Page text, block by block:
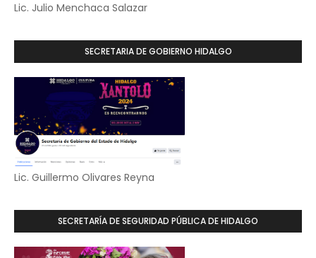
Lic. Julio Menchaca Salazar
SECRETARIA DE GOBIERNO HIDALGO
Lic. Guillermo Olivares Reyna
SECRETARÍA DE SEGURIDAD PÚBLICA DE HIDALGO